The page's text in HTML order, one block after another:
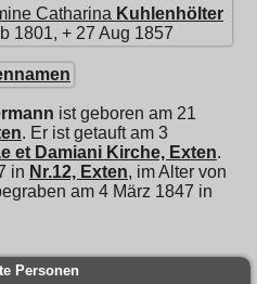
Catharina Kuhlenhölter
1801, + 27 Aug 1857
ist geboren am 21
. Er ist getauft am 3
et Damiani Kirche, Exten.
in Nr.12, Exten, im Alter von
am 4 März 1847 in
Personen